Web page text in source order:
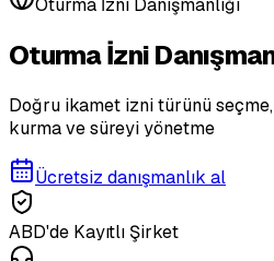
Oturma İzni Danışmanlığı
Oturma İzni
Doğru ikamet izni türünü seçme,
kurma ve süreyi yönetme
Ücretsiz danışmanlık al
ABD'de Kayıtlı Şirket